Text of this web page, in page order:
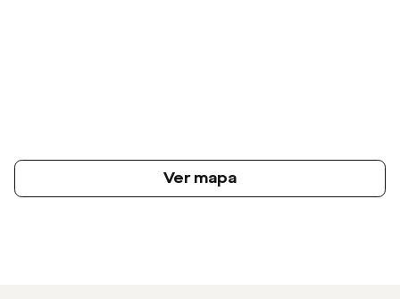
Ver mapa